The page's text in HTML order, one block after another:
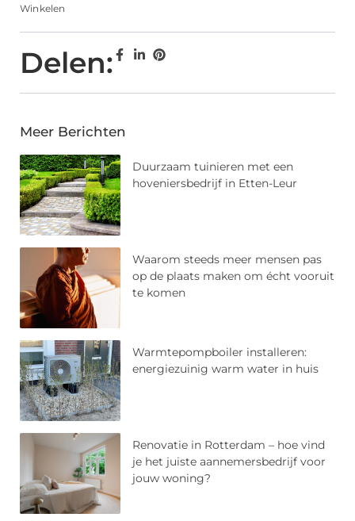
Winkelen
Delen:
Meer Berichten
Duurzaam tuinieren met een
hoveniersbedrijf in Etten-Leur
Waarom steeds meer mensen pas
op de plaats maken om écht vooruit
te komen
Warmtepompboiler installeren:
energiezuinig warm water in huis
Renovatie in Rotterdam – hoe vind
je het juiste aannemersbedrijf voor
jouw woning?